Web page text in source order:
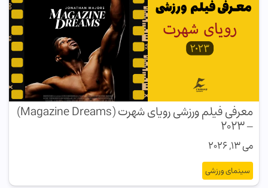
معرفی فیلم ورزشی رویای شهرت (Magazine Dreams)
– ۲۰۲۳
می 13, 2026
سینمای ورزشی